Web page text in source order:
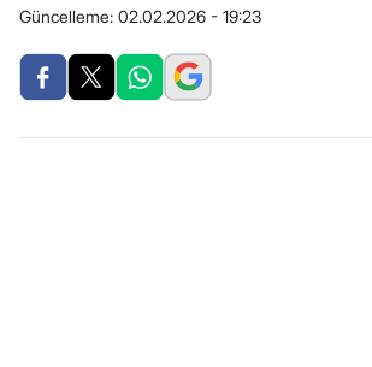
Güncelleme: 02.02.2026 - 19:23